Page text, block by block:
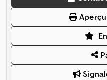
Aperçu